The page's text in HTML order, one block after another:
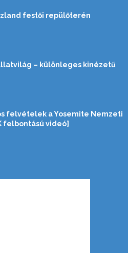
festői repülőterén
– különleges kinézetű
felvételek a Yosemite Nemzeti
felbontású videó]